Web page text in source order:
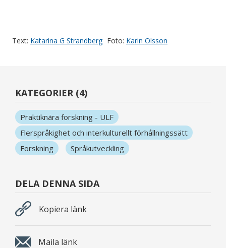
Text: Katarina G Strandberg Foto: Karin Olsson
KATEGORIER (4)
Praktiknära forskning - ULF
Flerspråkighet och interkulturellt förhållningssätt
Forskning
Språkutveckling
DELA DENNA SIDA
Kopiera länk
Maila länk